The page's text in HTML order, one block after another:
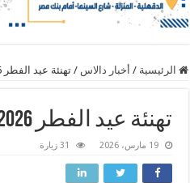
الرئيسية / أخبار دالاس / تهنئة عيد الفطر 2026
تهنئة عيد الفطر 2026
19 مارس، 2026 31 زيارة